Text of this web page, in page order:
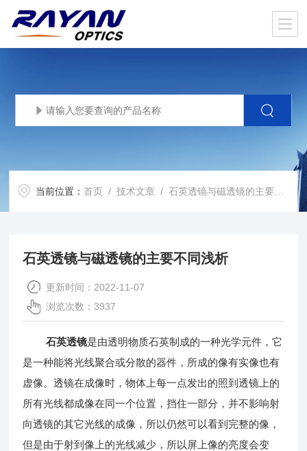
当前位置：首页 /技术文章 / 石英透镜与磁透镜的主要不同浅析
石英透镜与磁透镜的主要不同浅析
更新时间：2022-11-07
浏览次数：3937
石英透镜是由透明物质石英制成的一种光学元件，它
是一种能将光线聚合或分散的器件，所成的像有实像也有
虚像。透镜在成像时，物体上每一点发出的照到透镜上的
所有光线都成像在同一个位置，挡住一部分，并不影响射
向透镜的其它光线的成像，所以仍然可以看到完整的像，
但是由于射到像上的光线减少，所以屏上像的亮度会变